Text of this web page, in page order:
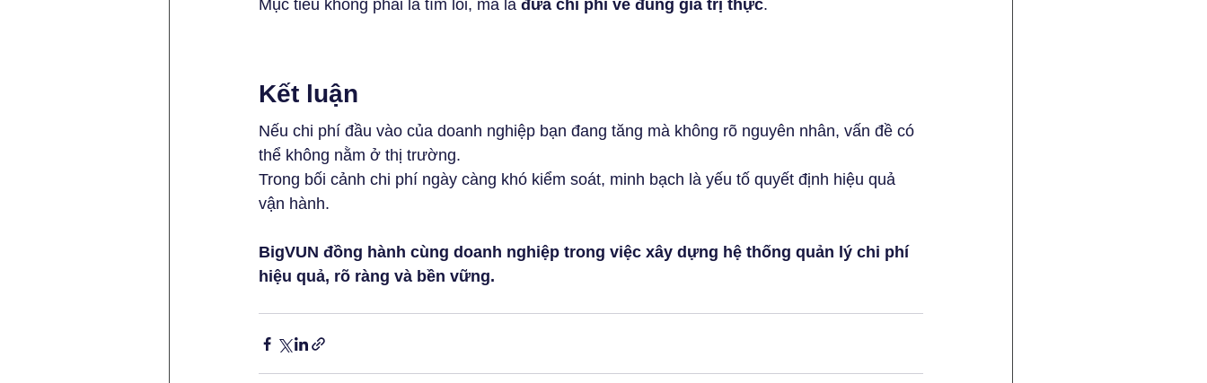
Mục tiêu không phải là tìm lỗi, mà là đưa chi phí về đúng giá trị thực.
Kết luận
Nếu chi phí đầu vào của doanh nghiệp bạn đang tăng mà không rõ nguyên nhân, vấn đề có
thể không nằm ở thị trường.
Trong bối cảnh chi phí ngày càng khó kiểm soát, minh bạch là yếu tố quyết định hiệu quả
vận hành.
BigVUN đồng hành cùng doanh nghiệp trong việc xây dựng hệ thống quản lý chi phí
hiệu quả, rõ ràng và bền vững.